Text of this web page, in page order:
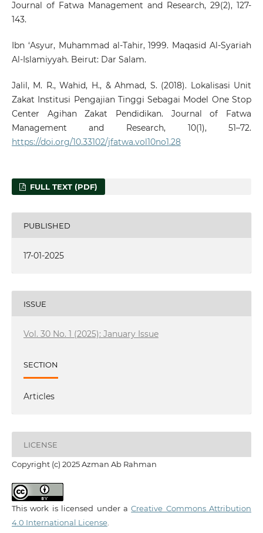
Journal of Fatwa Management and Research, 29(2), 127-
143.
Ibn ‘Asyur, Muhammad al-Tahir, 1999. Maqasid Al-Syariah
Al-Islamiyyah. Beirut: Dar Salam.
Jalil, M. R., Wahid, H., & Ahmad, S. (2018). Lokalisasi Unit
Zakat Institusi Pengajian Tinggi Sebagai Model One Stop
Center Agihan Zakat Pendidikan. Journal of Fatwa
Management and Research, 10(1), 51–72.
https://doi.org/10.33102/jfatwa.vol10no1.28
FULL TEXT (PDF)
PUBLISHED
17-01-2025
ISSUE
Vol. 30 No. 1 (2025): January Issue
SECTION
Articles
LICENSE
Copyright (c) 2025 Azman Ab Rahman
This work is licensed under aCreative Commons Attribution
4.0 International License.